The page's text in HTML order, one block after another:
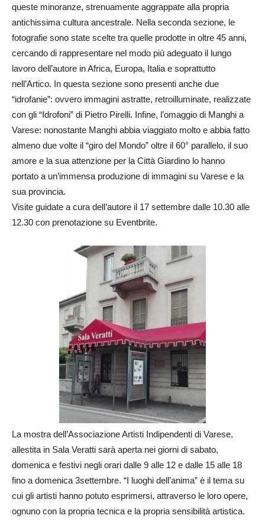
queste minoranze, strenuamente aggrappate alla propria
antichissima cultura ancestrale. Nella seconda sezione, le
fotografie sono state scelte tra quelle prodotte in oltre 45 anni,
cercando di rappresentare nel modo più adeguato il lungo
lavoro dell’autore in Africa, Europa, Italia e soprattutto
nell’Artico. In questa sezione sono presenti anche due
“idrofanie”: ovvero immagini astratte, retroilluminate, realizzate
con gli “Idrofoni” di Pietro Pirelli. Infine, l’omaggio di Manghi a
Varese: nonostante Manghi abbia viaggiato molto e abbia fatto
almeno due volte il “giro del Mondo” oltre il 60° parallelo, il suo
amore e la sua attenzione per la Città Giardino lo hanno
portato a un’immensa produzione di immagini su Varese e la
sua provincia.
Visite guidate a cura dell’autore il 17 settembre dalle 10.30 alle
12.30 con prenotazione su Eventbrite.
La mostra dell’Associazione Artisti Indipendenti di Varese,
allestita in Sala Veratti sarà aperta nei giorni di sabato,
domenica e festivi negli orari dalle 9 alle 12 e dalle 15 alle 18
fino a domenica 3settembre. “I luoghi dell’anima” è il tema su
cui gli artisti hanno potuto esprimersi, attraverso le loro opere,
ognuno con la propria tecnica e la propria sensibilità artistica.